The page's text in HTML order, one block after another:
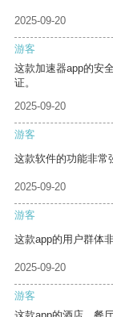
2025-09-20
游客
这款加速器app的安
证。
2025-09-20
游客
这款软件的功能非常
2025-09-20
游客
这款app的用户群体
2025-09-20
游客